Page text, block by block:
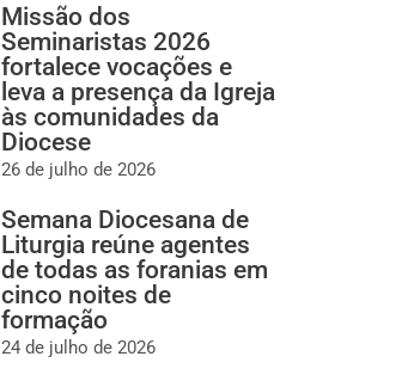
Missão dos
Seminaristas 2026
fortalece vocações e
leva a presença da Igreja
às comunidades da
Diocese
26 de julho de 2026
Semana Diocesana de
Liturgia reúne agentes
de todas as foranias em
cinco noites de
formação
24 de julho de 2026